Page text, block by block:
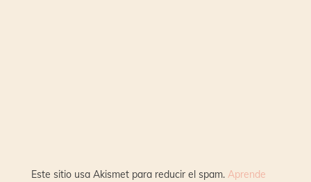
Este sitio usa Akismet para reducir el spam. Aprende